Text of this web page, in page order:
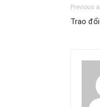
Previous
Trao